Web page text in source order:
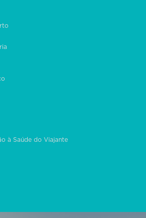
à Saúde do Viajante